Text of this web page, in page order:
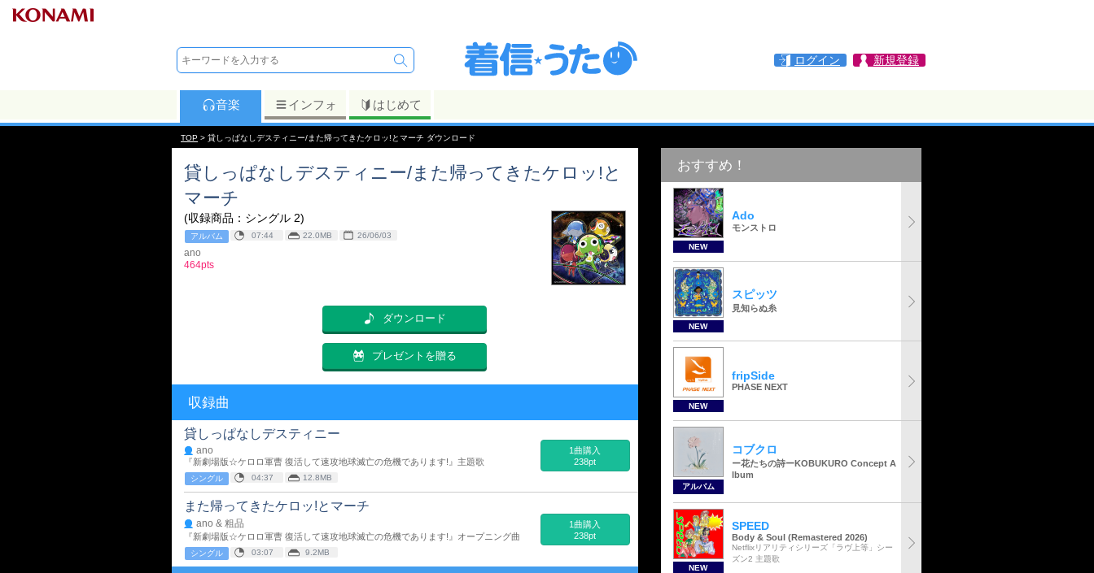
ログイン 新規登録
音楽 インフォ はじめて
TOP > 貸しっぱなしデスティニー/また帰ってきたケロッ!とマーチ ダウンロード
貸しっぱなしデスティニー/また帰ってきたケロッ!と
マーチ
(収録商品：シングル 2)
アルバム 07:44 22.0MB 26/06/03
ano
464pts
ダウンロード
プレゼントを贈る
収録曲
貸しっぱなしデスティニー
ano
『新劇場版☆ケロロ軍曹 復活して速攻地球滅亡の危機であります!』主題歌
シングル 04:37 12.8MB
1曲購入
238pt
また帰ってきたケロッ!とマーチ
ano & 粗品
『新劇場版☆ケロロ軍曹 復活して速攻地球滅亡の危機であります!』オープニング曲
シングル 03:07 9.2MB
1曲購入
238pt
おすすめ！
NEW
Ado
モンストロ
NEW
スピッツ
見知らぬ糸
NEW
fripSide
PHASE NEXT
アルバム
コブクロ
ー花たちの詩ーKOBUKURO Concept A
lbum
NEW
SPEED
Body & Soul (Remastered 2026)
Netflixリアリティシリーズ「ラヴ上等」シー
ズン2 主題歌